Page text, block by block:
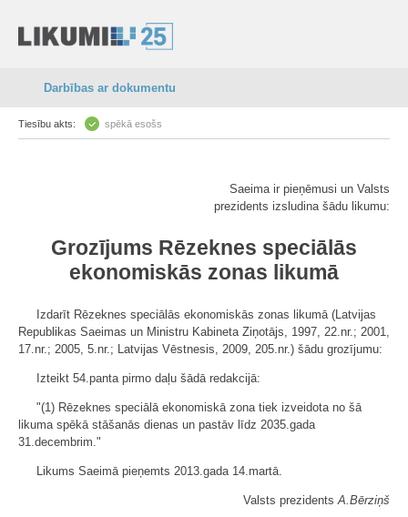
Darbības ar dokumentu
Tiesību akts: spēkā esošs
Saeima ir pieņēmusi un Valsts
prezidents izsludina šādu likumu:
Grozījums Rēzeknes speciālās
ekonomiskās zonas likumā
Izdarīt Rēzeknes speciālās ekonomiskās zonas likumā (Latvijas
Republikas Saeimas un Ministru Kabineta Ziņotājs, 1997, 22.nr.; 2001,
17.nr.; 2005, 5.nr.; Latvijas Vēstnesis, 2009, 205.nr.) šādu grozījumu:
Izteikt 54.panta pirmo daļu šādā redakcijā:
"(1) Rēzeknes speciālā ekonomiskā zona tiek izveidota no šā
likuma spēkā stāšanās dienas un pastāv līdz 2035.gada
31.decembrim."
Likums Saeimā pieņemts 2013.gada 14.martā.
Valsts prezidentsA.Bērziņš